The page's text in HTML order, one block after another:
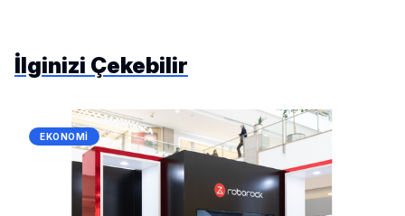
İlginizi Çekebilir
EKONOMI